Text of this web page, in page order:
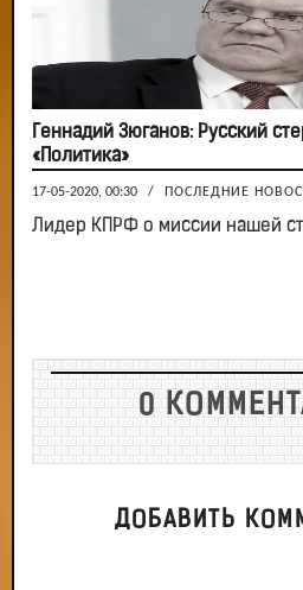
Геннадий Зюганов: Русский
«Политика»
17-05-2020, 00:30 / ПОСЛЕДНИЕ
Лидер КПРФ о миссии нашей
0
ДОБАВИТЬ